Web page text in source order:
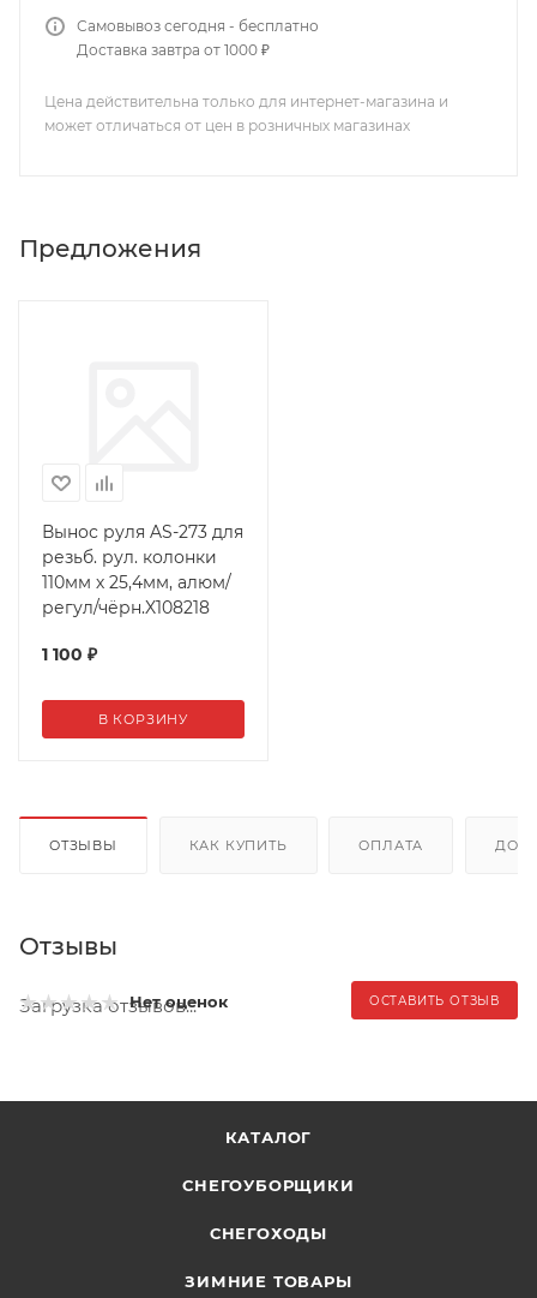
Самовывоз сегодня - бесплатно
Доставка завтра от 1000 ₽
Цена действительна только для интернет-магазина и
может отличаться от цен в розничных магазинах
Предложения
Вынос руля AS-273 для
резьб. рул. колонки
110мм х 25,4мм, алюм/
регул/чёрн.X108218
1 100 ₽
В КОРЗИНУ
ОТЗЫВЫ КАК КУПИТЬ ОПЛАТА
Отзывы
Нет оценок ОСТАВИТЬ ОТЗЫВ
Загрузка отзывов...
КАТАЛОГ
СНЕГОУБОРЩИКИ
СНЕГОХОДЫ
ЗИМНИЕ ТОВАРЫ